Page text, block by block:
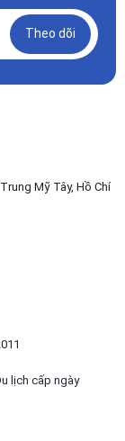
Theo dõi
Mỹ Tây, Hồ Chí
lịch cấp ngày